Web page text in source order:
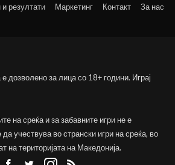
и резултати Маркетинг Контакт За нас
дозволено за лица со 18+ години. Играј
на среќа и за забавните игри не е
учествува во странски игри на среќа, во
на територијата на Македонија.